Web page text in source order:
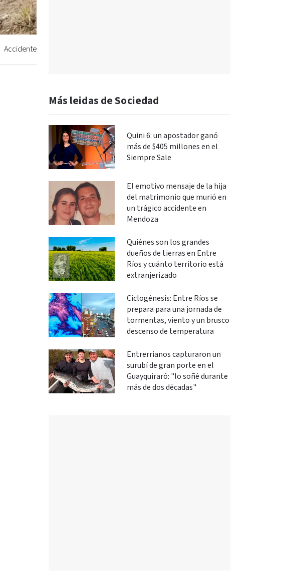
Accidente
Más leidas de Sociedad
Quini 6: un apostador ganó
más de $405 millones en el
Siempre Sale
El emotivo mensaje de la hija
del matrimonio que murió en
un trágico accidente en
Mendoza
Quiénes son los grandes
dueños de tierras en Entre
Ríos y cuánto territorio está
extranjerizado
Ciclogénesis: Entre Ríos se
prepara para una jornada de
tormentas, viento y un brusco
descenso de temperatura
Entrerrianos capturaron un
surubí de gran porte en el
Guayquiraró: "lo soñé durante
más de dos décadas"